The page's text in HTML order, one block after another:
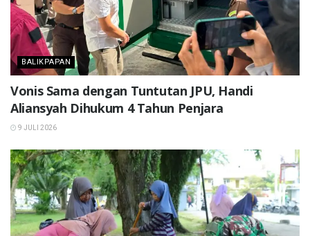
BALIKPAPAN
Vonis Sama dengan Tuntutan JPU, Handi
Aliansyah Dihukum 4 Tahun Penjara
9 JULI 2026